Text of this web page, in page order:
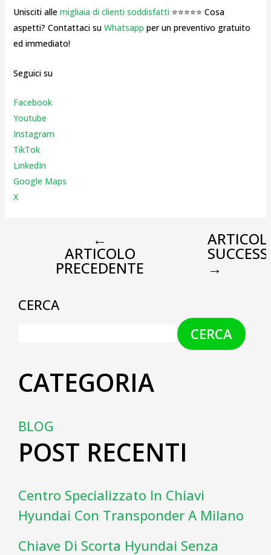
Unisciti alle migliaia di clienti soddisfatti⭐⭐⭐⭐⭐ Cosa
aspetti? Contattaci su Whatsapp per un preventivo gratuito
ed immediato!
Seguici su
Facebook
Youtube
Instagram
TikTok
LinkedIn
Google Maps
X
←
ARTICOLO
PRECEDENTE →
CERCA
CERCA
CATEGORIA
BLOG
POST RECENTI
Centro Specializzato In Chiavi
Hyundai Con Transponder A Milano
Chiave Di Scorta Hyundai Senza